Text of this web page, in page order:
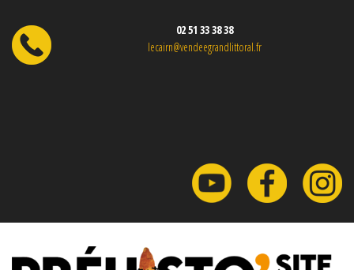
02 51 33 38 38
lecairn@vendeegrandlittoral.fr